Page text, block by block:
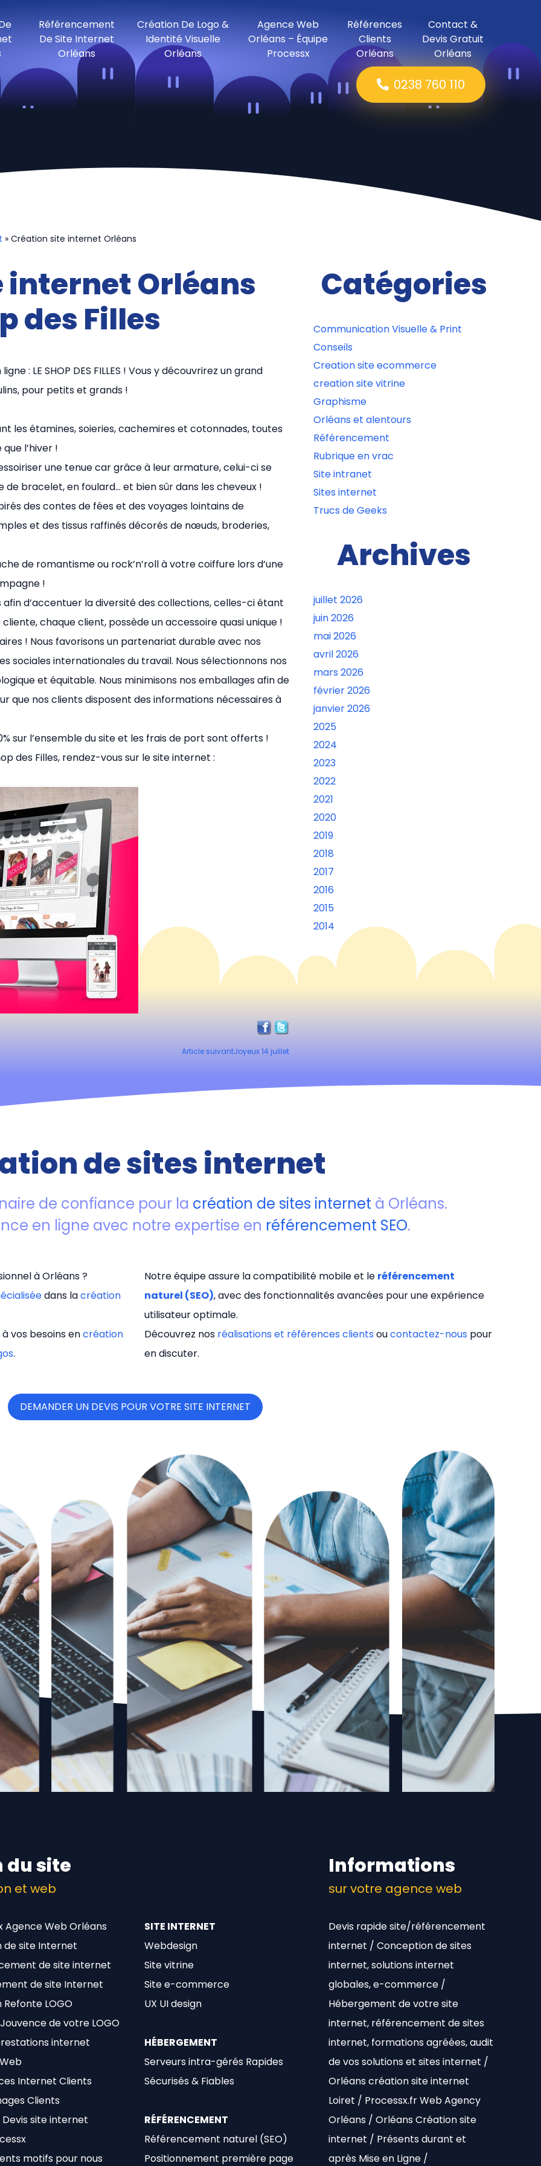
Référencement
De Site Internet
Orléans
Création De Logo &
Identité Visuelle
Orléans
Agence Web
Orléans – Équipe
Processx
Références
Clients
Orléans
Contact &
Devis Gratuit
Orléans
0238 760 110
» Création site internet Orléans
Orléans
des Filles
: LE SHOP DES FILLES ! Vous y découvrirez un grand
pour petits et grands !
les étamines, soieries, cachemires et cotonnades, toutes
l’hiver !
une tenue car grâce à leur armature, celui-ci se
bracelet, en foulard… et bien sûr dans les cheveux !
des contes de fées et des voyages lointains de
et des tissus raffinés décorés de nœuds, broderies,
de romantisme ou rock’n’roll à votre coiffure lors d’une
!
afin d’accentuer la diversité des collections, celles-ci étant
chaque client, possède un accessoire quasi unique !
! Nous favorisons un partenariat durable avec nos
sociales internationales du travail. Nous sélectionnons nos
et équitable. Nous minimisons nos emballages afin de
que nos clients disposent des informations nécessaires à
sur l’ensemble du site et les frais de port sont offerts !
des Filles, rendez-vous sur le site internet :
Article suivantJoyeux 14 juillet
Catégories
Communication Visuelle & Print
Conseils
Creation site ecommerce
creation site vitrine
Graphisme
Orléans et alentours
Référencement
Rubrique en vrac
Site intranet
Sites internet
Trucs de Geeks
Archives
juillet 2026
juin 2026
mai 2026
avril 2026
mars 2026
février 2026
janvier 2026
2025
2024
2023
2022
2021
2020
2019
2018
2017
2016
2015
2014
de sites internet
de confiance pour la création de sites internet à Orléans.
en ligne avec notre expertise en référencement SEO.
à Orléans ?
dans lacréation
vos besoins encréation
.
Notre équipe assure la compatibilité mobile et le référencement
naturel (SEO), avec des fonctionnalités avancées pour une expérience
utilisateur optimale.
Découvrez nos réalisations et références clients oucontactez-nous pour
en discuter.
DEMANDER UN DEVIS POUR VOTRE SITE INTERNET
du site
et web
Agence Web Orléans
de site Internet
de site internet
de site Internet
LOGO
de votre LOGO
internet
Internet Clients
Clients
site internet
motifs pour nous
SITE INTERNET
Webdesign
Site vitrine
Site e-commerce
UX UI design
HÉBERGEMENT
Serveurs intra-gérés Rapides
Sécurisés & Fiables
RÉFÉRENCEMENT
Référencement naturel (SEO)
Positionnement première page
Informations
sur votre agence web
Devis rapide site/référencement
internet / Conception de sites
internet, solutions internet
globales, e-commerce /
Hébergement de votre site
internet, référencement de sites
internet, formations agréées, audit
de vos solutions et sites internet /
Orléans création site internet
Loiret / Processx.fr Web Agency
Orléans / Orléans Création site
internet / Présents durant et
après Mise en Ligne /